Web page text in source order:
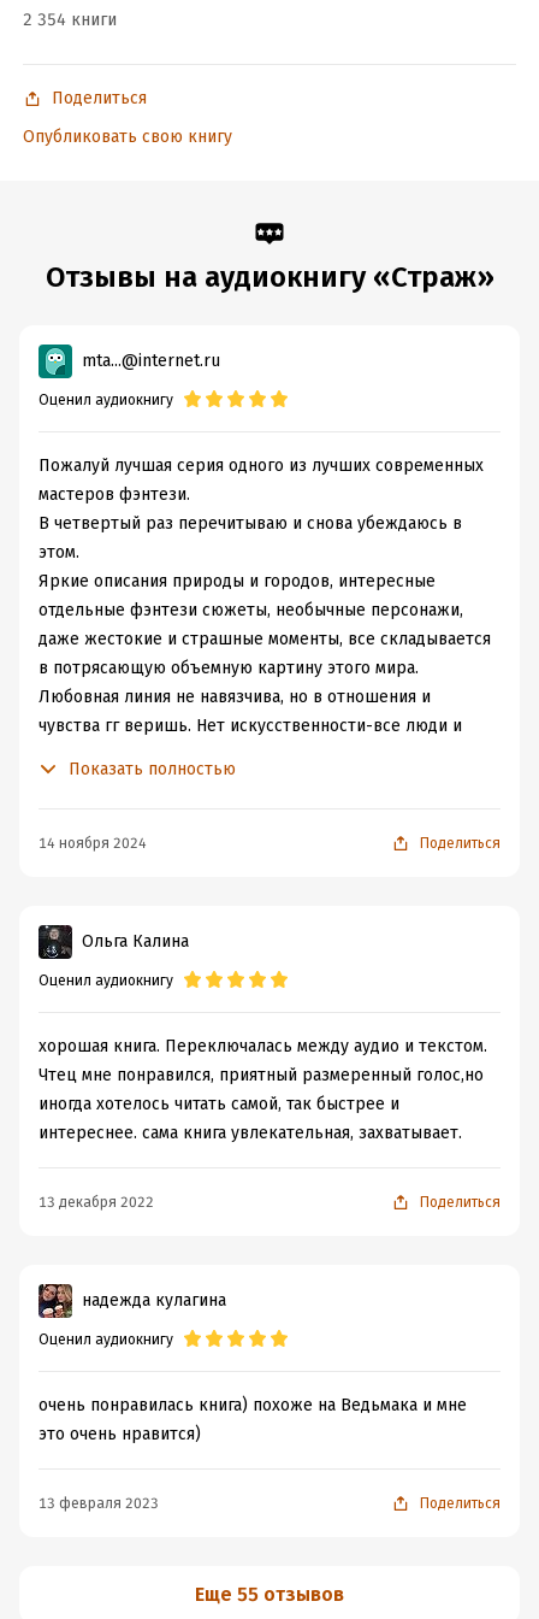
2 354 книги
Поделиться
Опубликовать свою книгу
Отзывы на аудиокнигу «Страж»
mta...@internet.ru
Оценил аудиокнигу
Пожалуй лучшая серия одного из лучших современных
мастеров фэнтези.
В четвертый раз перечитываю и снова убеждаюсь в
этом.
Яркие описания природы и городов, интересные
отдельные фэнтези сюжеты, необычные персонажи,
даже жестокие и страшные моменты, все складывается
в потрясающую объемную картину этого мира.
Любовная линия не навязчива, но в отношения и
чувства гг веришь. Нет искусственности-все люди и
и заканчиваются невероятным по силе и эффекту
свои эмоции от прочтения. Это восторг и грусть и
слезы и понимание, что через некоторое время я
возьму эту книгу в руки опять. Для меня 100 из 10
Показать полностью
14 ноября 2024 Поделиться
Ольга Калина
Оценил аудиокнигу
хорошая книга. Переключалась между аудио и текстом.
Чтец мне понравился, приятный размеренный голос,но
иногда хотелось читать самой, так быстрее и
интереснее. сама книга увлекательная, захватывает.
13 декабря 2022 Поделиться
надежда кулагина
Оценил аудиокнигу
очень понравилась книга) похоже на Ведьмака и мне
это очень нравится)
13 февраля 2023 Поделиться
Еще 55 отзывов